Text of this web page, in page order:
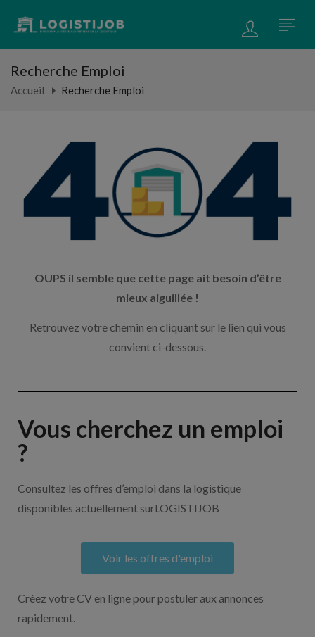
Recherche Emploi
Accueil Recherche Emploi
OUPS il semble que cette page ait besoin d’être
mieux aiguillée !
Retrouvez votre chemin en cliquant sur le lien qui vous
convient ci-dessous.
Vous cherchez un emploi
?
Consultez les offres d’emploi dans la logistique
disponibles actuellement surLOGISTIJOB
Voir les offres d'emploi
Créez votre CV en ligne pour postuler aux annonces
rapidement.